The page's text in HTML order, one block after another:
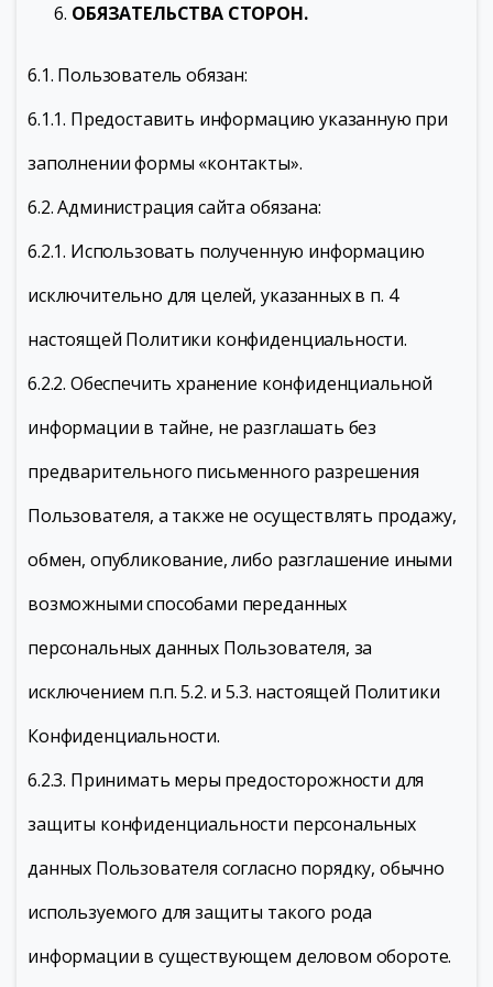
ОБЯЗАТЕЛЬСТВА СТОРОН.
6.1. Пользователь обязан:
6.1.1. Предоставить информацию указанную при
заполнении формы «контакты».
6.2. Администрация сайта обязана:
6.2.1. Использовать полученную информацию
исключительно для целей, указанных в п. 4
настоящей Политики конфиденциальности.
6.2.2. Обеспечить хранение конфиденциальной
информации в тайне, не разглашать без
предварительного письменного разрешения
Пользователя, а также не осуществлять продажу,
обмен, опубликование, либо разглашение иными
возможными способами переданных
персональных данных Пользователя, за
исключением п.п. 5.2. и 5.3. настоящей Политики
Конфиденциальности.
6.2.3. Принимать меры предосторожности для
защиты конфиденциальности персональных
данных Пользователя согласно порядку, обычно
используемого для защиты такого рода
информации в существующем деловом обороте.